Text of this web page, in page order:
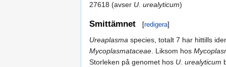
27618 (avser U. urealyticum)
Smittämnet [redigera]
Ureaplasma species, totalt 7 har hittills
Mycoplasmataceae. Liksom hos
Storleken på genomet hos U. urealyticum